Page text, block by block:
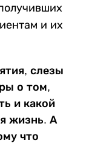
и их
слезы
о том,
и какой
жизнь. А
что